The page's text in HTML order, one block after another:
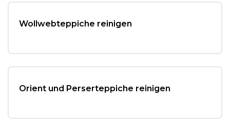
o
Wollwebteppiche reinigen
Orient und Perserteppiche reinigen